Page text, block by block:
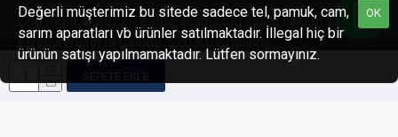
Copyright © 2022 - esigaracam.com | Tüm hakları saklıdır.
Fiyatlarımızın hepsinde %20 KDV dahildir.
OK
Değerli müşterimiz bu sitede sadece tel, pamuk, cam,
sarım aparatları vb ürünler satılmaktadır. İllegal hiç bir
ürünün satışı yapılmamaktadır. Lütfen sormayınız.